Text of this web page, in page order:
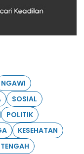
NGAWI
SOSIAL
POLITIK
KESEHATAN